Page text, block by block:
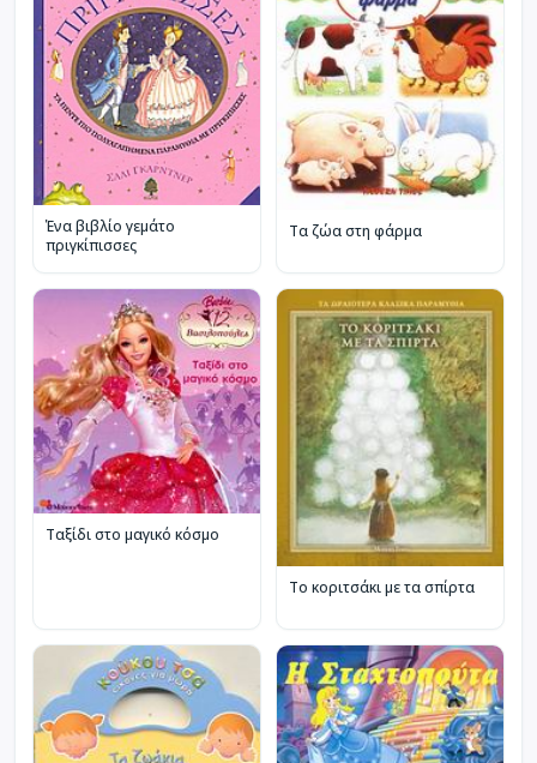
Ένα βιβλίο γεμάτο
πριγκίπισσες
Τα ζώα στη φάρμα
Ταξίδι στο μαγικό κόσμο
Το κοριτσάκι με τα σπίρτα